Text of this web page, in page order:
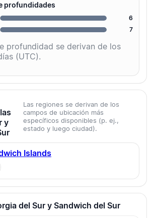
profundidades
6
7
profundidad se derivan de los
(UTC).
y
Las regiones se derivan de los
campos de ubicación más
específicos disponibles (p. ej.,
estado y luego ciudad).
Islands
del Sur y Sandwich del Sur